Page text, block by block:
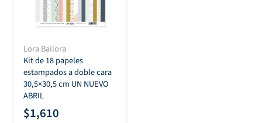
Lora Bailora
Kit de 18 papeles
estampados a doble cara
30,5×30,5 cm UN NUEVO
ABRIL
$1,610